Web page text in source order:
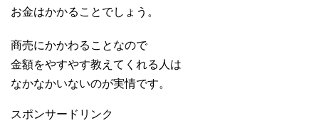
お金はかかることでしょう。
商売にかかわることなので
金額をやすやす教えてくれる人は
なかなかいないのが実情です。
スポンサードリンク